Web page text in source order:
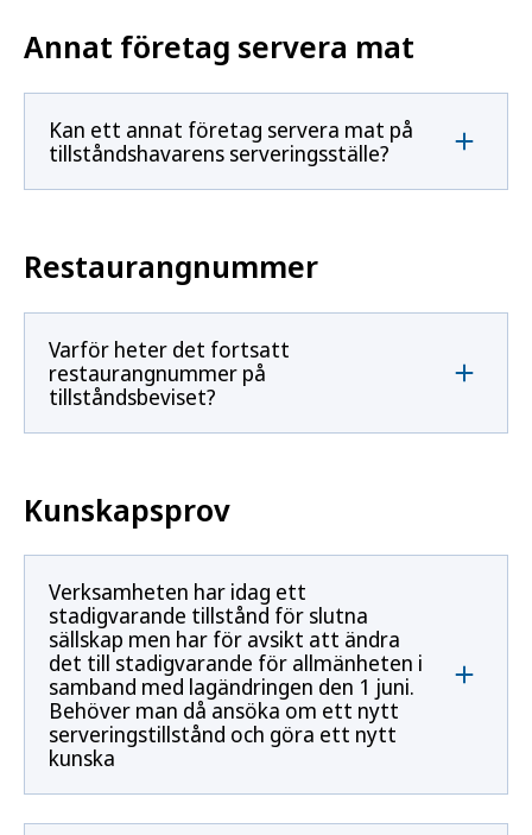
Annat företag servera mat
Kan ett annat företag servera mat på
tillståndshavarens serveringsställe?
Restaurangnummer
Varför heter det fortsatt
restaurangnummer på
tillståndsbeviset?
Kunskapsprov
Verksamheten har idag ett
stadigvarande tillstånd för slutna
sällskap men har för avsikt att ändra
det till stadigvarande för allmänheten i
samband med lagändringen den 1 juni.
Behöver man då ansöka om ett nytt
serveringstillstånd och göra ett nytt
kunska